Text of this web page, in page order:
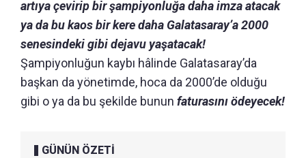
artıya çevirip bir şampiyonluğa daha imza atacak
ya da bu kaos bir kere daha Galatasaray’a 2000
senesindeki gibi dejavu yaşatacak!
Şampiyonluğun kaybı hâlinde Galatasaray’da
başkan da yönetimde, hoca da 2000’de olduğu
gibi o ya da bu şekilde bunun faturasını ödeyecek!
GÜNÜN ÖZETİ